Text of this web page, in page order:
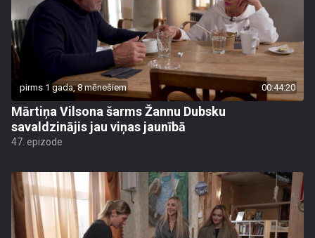
pirms 1 gada, 8 mēnešiem 00:44:20
Mārtiņa Vilsona šarms Žannu Dubsku
savaldzinājis jau viņas jaunībā
47. epizode